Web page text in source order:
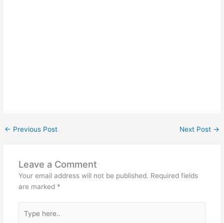
← Previous Post Next Post →
Leave a Comment
Your email address will not be published. Required fields
are marked *
here..